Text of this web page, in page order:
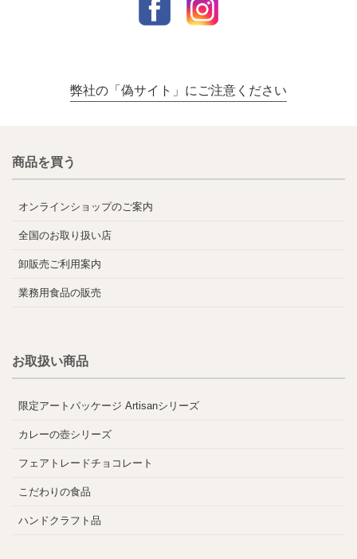
弊社の「偽サイト」にご注意ください
商品を買う
オンラインショップのご案内
全国のお取り扱い店
卸販売ご利用案内
業務用食品の販売
お取扱い商品
限定アートパッケージ Artisanシリーズ
カレーの壺シリーズ
フェアトレードチョコレート
こだわりの食品
ハンドクラフト品